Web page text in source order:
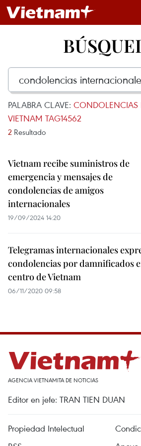
PALABRA CLAVE: CONDOLENCIAS
VIETNAM TAG14562
2 Resultado
Vietnam recibe suministros de
emergencia y mensajes de
condolencias de amigos
internacionales
19/09/2024 14:20
Telegramas internacionales
condolencias por damnificados
centro de Vietnam
06/11/2020 09:58
AGENCIA VIETNAMITA DE NOTICIAS
Editor en jefe: TRAN TIEN DUAN
Propiedad Intelectual